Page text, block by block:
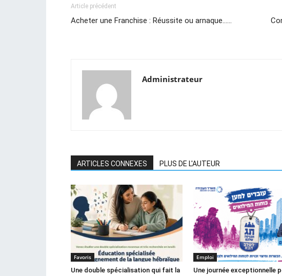
Article précédent
Acheter une Franchise : Réussite ou arnaque……
Administrateur
ARTICLES CONNEXES PLUS DE L'AUTEUR
Favoris
Une double spécialisation qui fait la
Emploi
Une journée exceptionnelle